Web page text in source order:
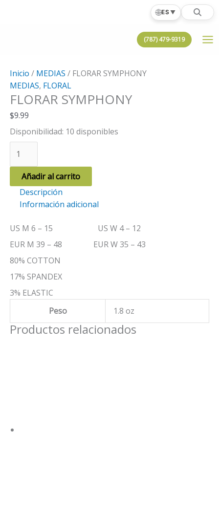
🌐ES▼
(787) 479-9319
Inicio / MEDIAS / FLORAR SYMPHONY
MEDIAS, FLORAL
FLORAR SYMPHONY
$9.99
Disponibilidad: 10 disponibles
SYMPHONY
cantidad
Añadir al carrito
Descripción
Información adicional
US M 6 – 15 US W 4 – 12
EUR M 39 – 48 EUR W 35 – 43
80% COTTON
17% SPANDEX
3% ELASTIC
Peso
1.8 oz
Productos relacionados